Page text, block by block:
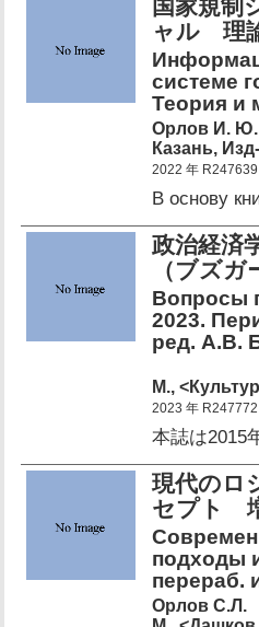
国家規制
ャル 理
системе
Теория и
Орлов И. Ю.
Казань,
2022 年 R247639
В основу
政治経済
（ブズ
Вопросы
2023.
ред. А.В.
М.,
2023 年 R247772
本誌は2015
現代のロ
セプト
подходы
перераб.
Орлов С.Л.